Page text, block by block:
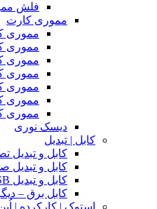
فلش مموری
مموری کارت
مموری
مموری
مموری
مموری
مموری کارت
مموری کارت
مموری کارت
دیسک نوری
کابل | تبدیل
کابل و تبدیل
کابل و تبدیل
کابل و تبدیل USB و پرینتر
کابل برق –
استوک | کارکرده |